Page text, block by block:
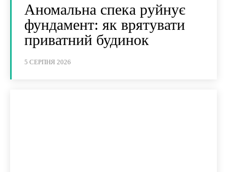
Аномальна спека руйнує
фундамент: як врятувати
приватний будинок
5 СЕРПНЯ 2026